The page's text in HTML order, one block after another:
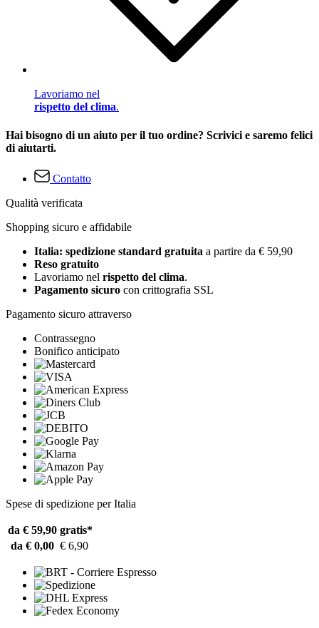
Lavoriamo nel
rispetto del clima.
Hai bisogno di un aiuto per il tuo ordine? Scrivici e saremo felici
di aiutarti.
Contatto
Qualità verificata
Shopping sicuro e affidabile
Italia: spedizione standard gratuita a partire da € 59,90
Reso gratuito
Lavoriamo nel rispetto del clima.
Pagamento sicuro con crittografia SSL
Pagamento sicuro attraverso
Contrassegno
Bonifico anticipato
Spese di spedizione per Italia
da € 59,90 gratis*
da € 0,00 € 6,90